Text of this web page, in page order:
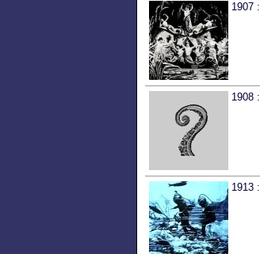
1907 :
1908 :
1913 :